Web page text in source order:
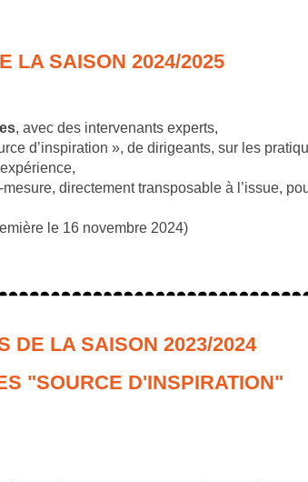
LA SAISON 2024/2025
, avec des intervenants experts,
d’inspiration », de dirigeants, sur les
mesure, directement transposable à l’issue,
le 16 novembre 2024)
DE LA SAISON 2023/2024
"SOURCE D'INSPIRATION"